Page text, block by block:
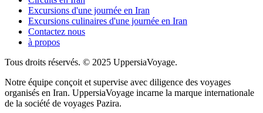
Excursions d'une journée en Iran
Excursions culinaires d'une journée en Iran
Contactez nous
à propos
Tous droits réservés. © 2025 UppersiaVoyage.
Notre équipe conçoit et supervise avec diligence des voyages
organisés en Iran. UppersiaVoyage incarne la marque internationale
de la société de voyages Pazira.